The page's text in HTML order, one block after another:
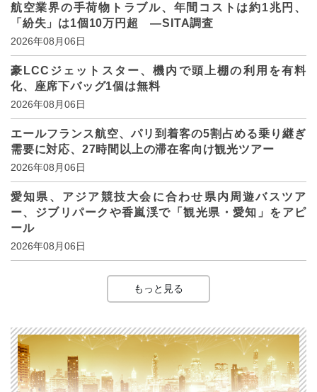
航空業界の手荷物トラブル、年間コストは約1兆円、
「紛失」は1個10万円超 ―SITA調査
2026年08月06日
豪LCCジェットスター、機内で頭上棚の利用を有料
化、座席下バッグ1個は無料
2026年08月06日
エールフランス航空、パリ到着客の5割占める乗り継ぎ
需要に対応、27時間以上の滞在客向け観光ツアー
2026年08月06日
愛知県、アジア競技大会に合わせ県内周遊バスツア
ー、ジブリパークや香嵐渓で「観光県・愛知」をアピ
ール
2026年08月06日
もっと見る